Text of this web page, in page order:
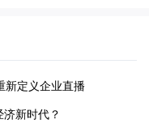
新定义企业直播
新时代？